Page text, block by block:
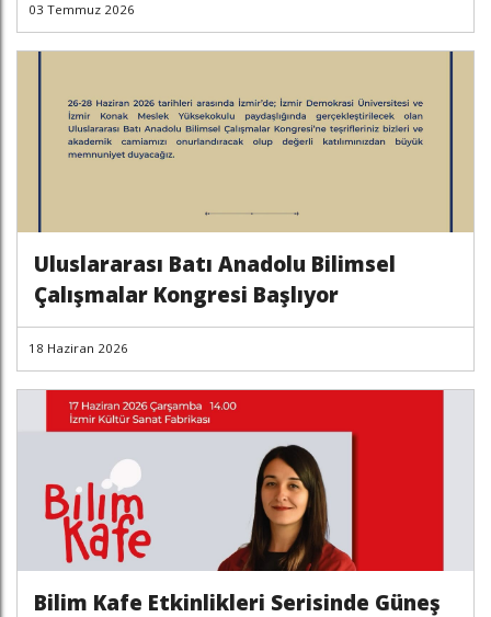
03 Temmuz 2026
Uluslararası Batı Anadolu Bilimsel
Çalışmalar Kongresi Başlıyor
18 Haziran 2026
Bilim Kafe Etkinlikleri Serisinde Güneş